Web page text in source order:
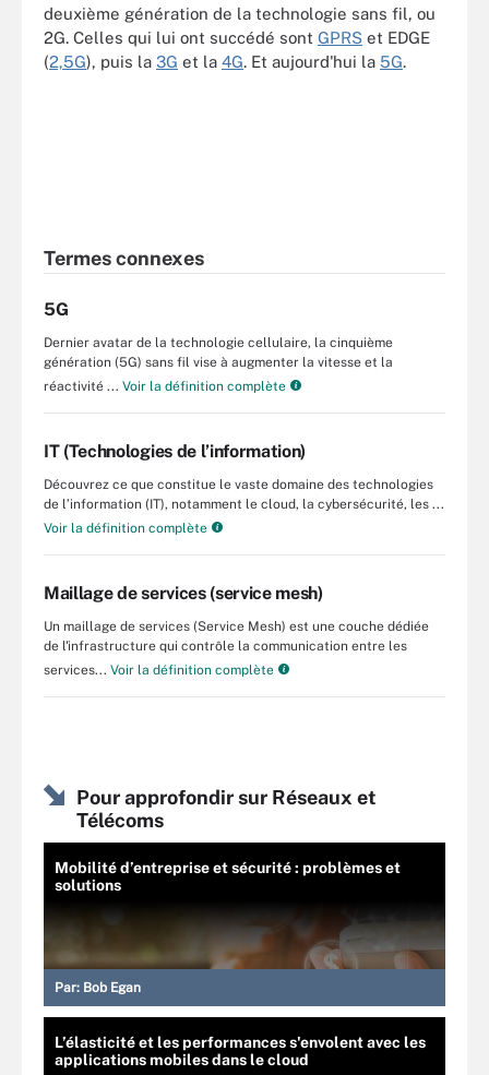
deuxième génération de la technologie sans fil, ou
2G. Celles qui lui ont succédé sont GPRS et EDGE
(2,5G), puis la 3G et la 4G. Et aujourd'hui la 5G.
Termes connexes
5G
Dernier avatar de la technologie cellulaire, la cinquième
génération (5G) sans fil vise à augmenter la vitesse et la
réactivité ... Voir la définition complète
IT (Technologies de l’information)
Découvrez ce que constitue le vaste domaine des technologies
de l’information (IT), notamment le cloud, la cybersécurité, les ...
Voir la définition complète
Maillage de services (service mesh)
Un maillage de services (Service Mesh) est une couche dédiée
de l'infrastructure qui contrôle la communication entre les
services... Voir la définition complète
Pour approfondir sur Réseaux et
Télécoms
Mobilité d’entreprise et sécurité : problèmes et
solutions
Par: Bob Egan
L’élasticité et les performances s'envolent avec les
applications mobiles dans le cloud